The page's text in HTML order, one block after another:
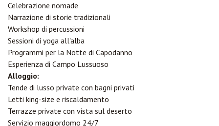
Celebrazione nomade
Narrazione di storie tradizionali
Workshop di percussioni
Sessioni di yoga all'alba
Programmi per la Notte di Capodanno
Esperienza di Campo Lussuoso
Alloggio:
Tende di lusso private con bagni privati
Letti king-size e riscaldamento
Terrazze private con vista sul deserto
Servizio maggiordomo 24/7